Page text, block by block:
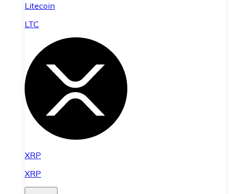
Litecoin
LTC
XRP
XRP